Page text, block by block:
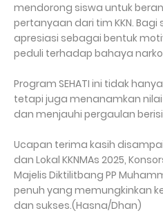
mendorong siswa untuk
pertanyaan dari tim KKN.
apresiasi sebagai bentuk
peduli terhadap bahaya
Program SEHATI ini tidak
tetapi juga menanamkan
dan menjauhi pergaulan
Ucapan terima kasih
dan Lokal KKNMAs 2025,
Majelis Diktilitbang PP
penuh yang memungkinkan
dan sukses.(Hasna/Dhan)